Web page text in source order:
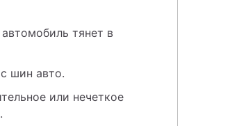
тянет в
шин авто.
или нечеткое